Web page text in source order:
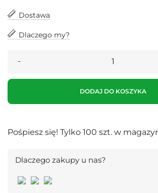
Dostawa
Dlaczego my?
DODAJ DO KOSZYKA
Pośpiesz się! Tylko 100 szt. w
Dlaczego zakupy u nas?